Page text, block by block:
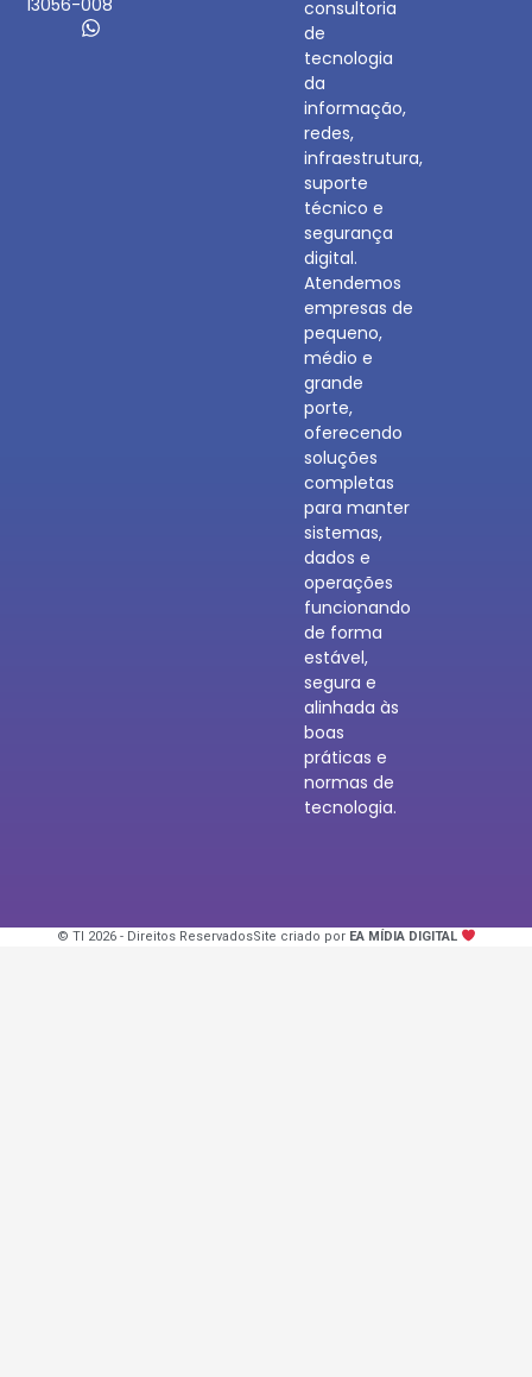
13056-008
consultoria
de
tecnologia
da
informação,
redes,
infraestrutura,
suporte
técnico e
segurança
digital.
Atendemos
empresas de
pequeno,
médio e
grande
porte,
oferecendo
soluções
completas
para manter
sistemas,
dados e
operações
funcionando
de forma
estável,
segura e
alinhada às
boas
práticas e
normas de
tecnologia.
© TI 2026 - Direitos ReservadosSite criado por EA MÍDIA DIGITAL